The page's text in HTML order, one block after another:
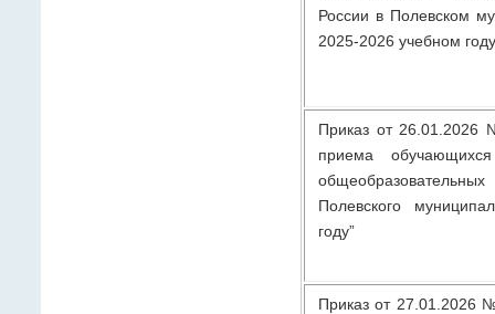
России в Полевском
2025-2026 учебном
Приказ от 26.01.2026
приема
Полевского
году”
Приказ от 27.01.2026